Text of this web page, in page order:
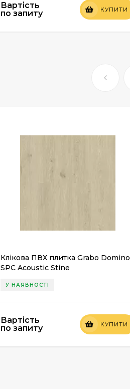
Вартість
по запиту
КУПИТИ
Клікова ПВХ плитка Grabo Domino
SPC Acoustic Stine
У НАЯВНОСТІ
Вартість
по запиту
КУПИТИ